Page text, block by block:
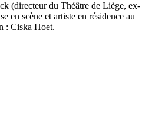
(directeur du Théâtre de Liège, ex-
en scène et artiste en résidence au
: Ciska Hoet.